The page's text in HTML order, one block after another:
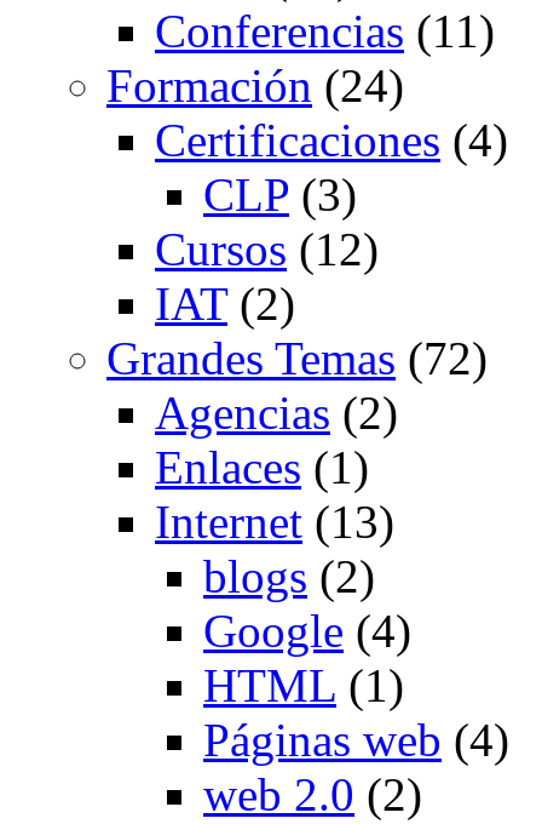
Conferencias (11)
Formación (24)
Certificaciones (4)
CLP (3)
Cursos (12)
IAT(2)
Grandes Temas (72)
Agencias (2)
Enlaces (1)
Internet (13)
blogs (2)
Google (4)
HTML (1)
Páginas web (4)
web 2.0 (2)